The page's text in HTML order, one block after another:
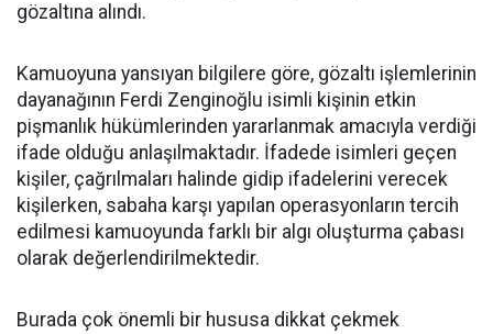
gözaltına alındı.
Kamuoyuna yansıyan bilgilere göre, gözaltı işlemlerinin
dayanağının Ferdi Zenginoğlu isimli kişinin etkin
pişmanlık hükümlerinden yararlanmak amacıyla verdiği
ifade olduğu anlaşılmaktadır. İfadede isimleri geçen
kişiler, çağrılmaları halinde gidip ifadelerini verecek
kişilerken, sabaha karşı yapılan operasyonların tercih
edilmesi kamuoyunda farklı bir algı oluşturma çabası
olarak değerlendirilmektedir.
Burada çok önemli bir hususa dikkat çekmek